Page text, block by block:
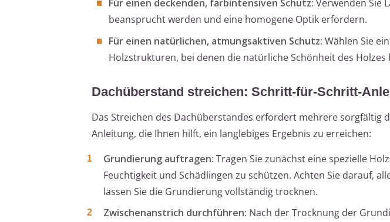
Für einen deckenden, farbintensiven Schutz: Verwenden Sie
beansprucht werden und eine homogene Optik erfordern.
Für einen natürlichen, atmungsaktiven Schutz: Wählen Sie
Holzstrukturen, bei denen die natürliche Schönheit des
Dachüberstand streichen: Schritt-für-Schritt-
Das Streichen des Dachüberstandes erfordert mehrere sorgfältig
Anleitung, die Ihnen hilft, ein langlebiges Ergebnis zu erreichen:
Grundierung auftragen: Tragen Sie zunächst eine spezielle
Feuchtigkeit und Schädlingen zu schützen. Achten Sie darauf,
lassen Sie die Grundierung vollständig trocknen.
Zwischenanstrich durchführen: Nach der Trocknung der